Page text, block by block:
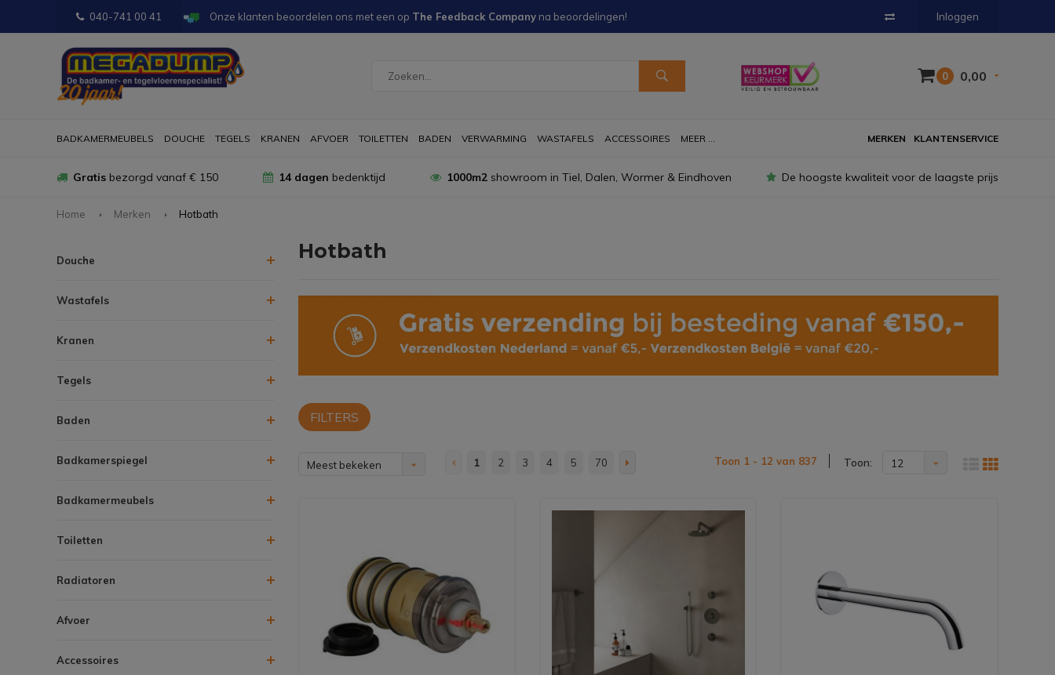
040-741 00 41 Onze klanten beoordelen ons met een op The Feedback Company na beoordelingen! Inloggen
0 0,00
BADKAMERMEUBELS DOUCHE TEGELS KRANEN AFVOER TOILETTEN BADEN VERWARMING WASTAFELS ACCESSOIRES MEER ... KLANTENSERVICE
MERKEN
Gratis bezorgd vanaf € 150 14 dagen bedenktijd 1000m2showroom in Tiel, Dalen, Wormer & Eindhoven De hoogste kwaliteit voor de laagste prijs
Home Merken Hotbath
Douche
Wastafels
Kranen
Tegels
Baden
Badkamerspiegel
Badkamermeubels
Toiletten
Radiatoren
Afvoer
Accessoires
Hotbath
FILTERS
Meest bekeken 1 2 3 4 5 70 Toon 1 - 12 van 837 Toon: 12